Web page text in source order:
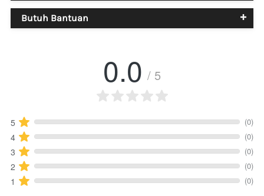
Butuh Bantuan
0.0 / 5
5 (0)
4 (0)
3 (0)
2 (0)
1 (0)